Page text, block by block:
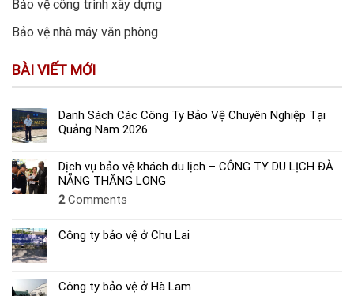
Bảo vệ công trình xây dựng
Bảo vệ nhà máy văn phòng
BÀI VIẾT MỚI
Danh Sách Các Công Ty Bảo Vệ Chuyên Nghiệp Tại
Quảng Nam 2026
Dịch vụ bảo vệ khách du lịch – CÔNG TY DU LỊCH ĐÀ
NẴNG THĂNG LONG
2Comments
Công ty bảo vệ ở Chu Lai
Công ty bảo vệ ở Hà Lam